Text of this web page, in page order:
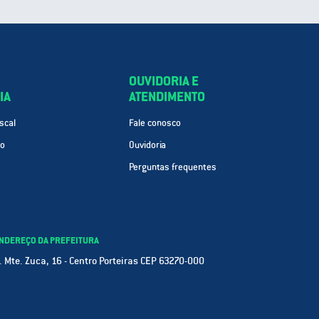
OUVIDORIA E
ATENDIMENTO
Fale conosco
Ouvidoria
Perguntas frequentes
DA PREFEITURA
Mte. Zuca, 16 - Centro Porteiras CEP 63270-000